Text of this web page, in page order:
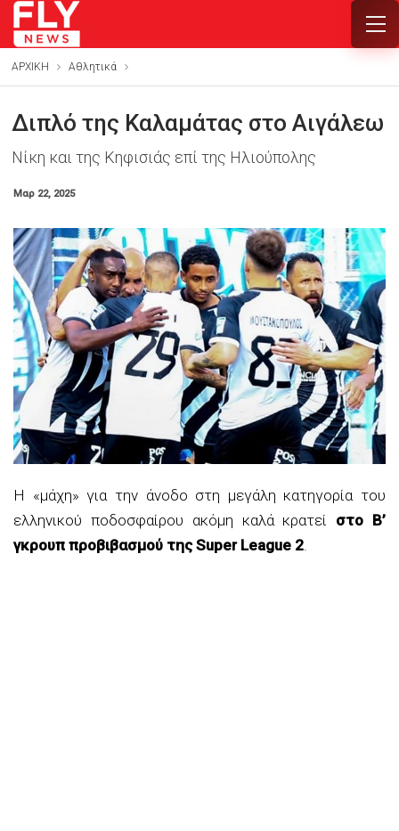
ΑΡΧΙΚΗ Αθλητικά
Διπλό της Καλαμάτας στο Αιγάλεω
Νίκη και της Κηφισιάς επί της Ηλιούπολης
Μαρ 22, 2025
Η «μάχη» για την άνοδο στη μεγάλη κατηγορία του
ελληνικού ποδοσφαίρου ακόμη καλά κρατεί στο Β’
γκρουπ προβιβασμού της Super League 2